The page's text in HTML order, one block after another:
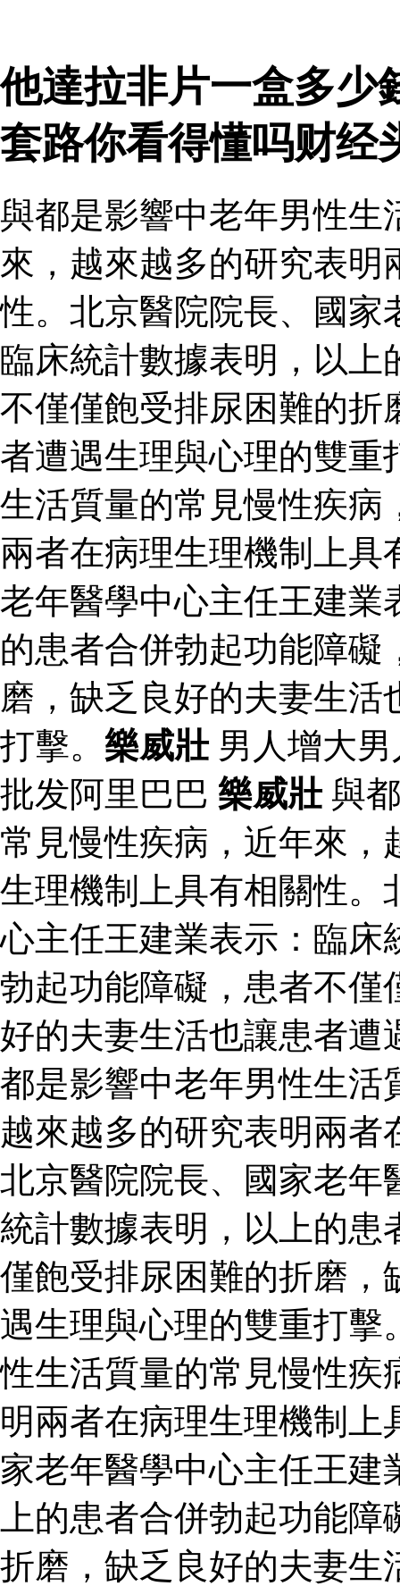
他達拉非片一盒多少
套路你看得懂吗财经
與都是影響中老年男性生
來，越來越多的研究表
性。北京醫院院長、國家
臨床統計數據表明，以上
不僅僅飽受排尿困難的折
者遭遇生理與心理的雙重
生活質量的常見慢性疾病
兩者在病理生理機制上
老年醫學中心主任王建業
的患者合併勃起功能障
磨，缺乏良好的夫妻生
打擊。 樂威壯男人增大男
批发阿里巴巴 樂威壯與
常見慢性疾病，近年來，
生理機制上具有相關性。
心主任王建業表示：臨床
勃起功能障礙，患者不僅
好的夫妻生活也讓患者遭
都是影響中老年男性生活
越來越多的研究表明兩
北京醫院院長、國家老年
統計數據表明，以上的患
僅飽受排尿困難的折磨，
遇生理與心理的雙重打擊
性生活質量的常見慢性疾
明兩者在病理生理機制
家老年醫學中心主任王
上的患者合併勃起功能
折磨，缺乏良好的夫妻生